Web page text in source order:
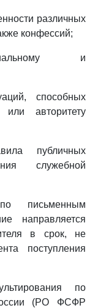
различных
конфессий;
и
способных
авторитету
публичных
служебной
письменным
направляется
в срок, не
поступления
по
(РО ФСФР